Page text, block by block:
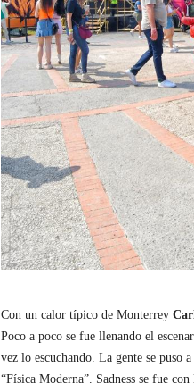
Con un calor típico de Monterrey
Poco a poco se fue llenando el
vez lo escuchando. La gente se puso
“Física Moderna”. Sadness se fue